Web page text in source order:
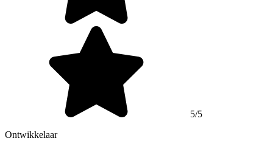
5/5
Ontwikkelaar